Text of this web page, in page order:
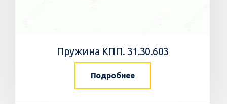
Пружина КПП. 31.30.603
Подробнее